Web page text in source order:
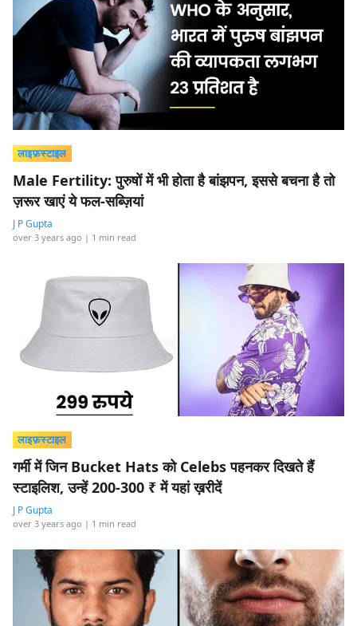
लाइफ़स्टाइल
Male Fertility: पुरुषों में भी होता है बांझपन, इससे बचना है तो
ज़रूर खाएं ये फल-सब्ज़ियां
J P Gupta
over 3 years ago | 1 min read
लाइफ़स्टाइल
गर्मी में जिन Bucket Hats को Celebs पहनकर दिखते हैं
स्टाइलिश, उन्हें 200-300 ₹ में यहां ख़रीदें
J P Gupta
over 3 years ago | 1 min read